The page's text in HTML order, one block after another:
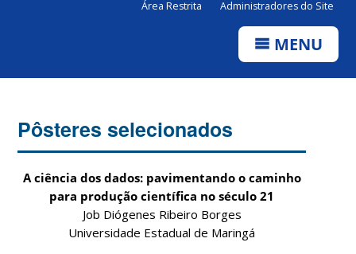
Área Restrita Administradores do Site
MENU
Pôsteres selecionados
A ciência dos dados: pavimentando o caminho
para produção científica no século 21
Job Diógenes Ribeiro Borges
Universidade Estadual de Maringá